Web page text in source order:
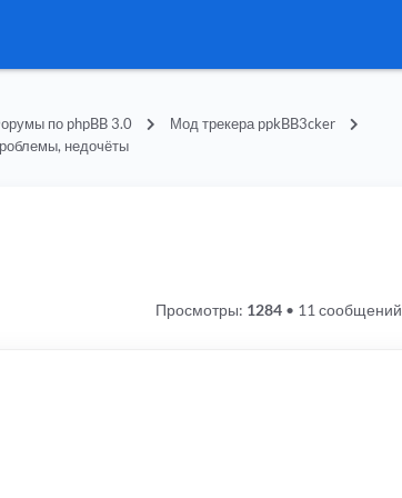
по phpBB 3.0
Мод трекера ppkBB3cker
недочёты
11 сообщений
Просмотры: 1284•